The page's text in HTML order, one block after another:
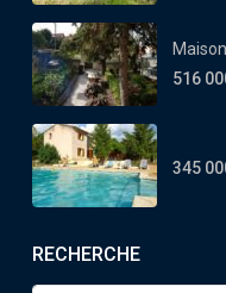
516
345
RECHERCHE